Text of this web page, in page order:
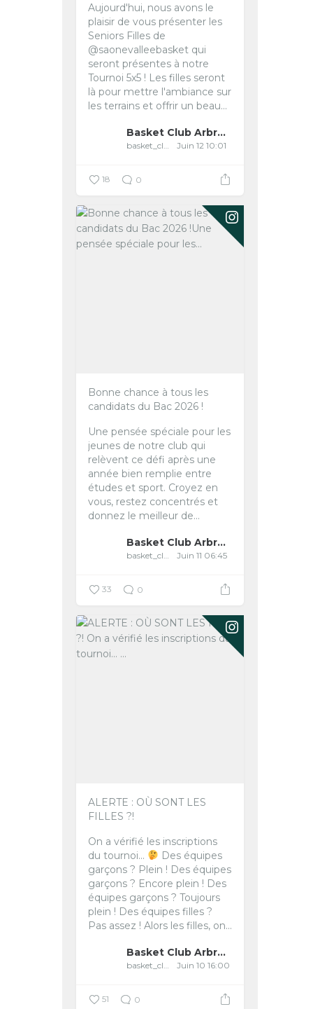
Aujourd'hui, nous avons le
plaisir de vous présenter les
Seniors Filles de
@saonevalleebasket qui
seront présentes à notre
Tournoi 5x5 ! Les filles seront
là pour mettre l'ambiance sur
les terrains et offrir un beau...
Basket Club Arbreslois
basket_club_arbreslois Juin 12 10:01
18 0
Bonne chance à tous les
candidats du Bac 2026 !
Une pensée spéciale pour les
jeunes de notre club qui
relèvent ce défi après une
année bien remplie entre
études et sport. Croyez en
vous, restez concentrés et
donnez le meilleur de...
Basket Club Arbreslois
basket_club_arbreslois Juin 11 06:45
33 0
ALERTE : OÙ SONT LES
FILLES ?!
On a vérifié les inscriptions
du tournoi...
Des équipes
garçons ? Plein ! Des équipes
garçons ? Encore plein ! Des
équipes garçons ? Toujours
plein ! Des équipes filles ?
Pas assez ! Alors les filles, on...
Basket Club Arbreslois
basket_club_arbreslois Juin 10 16:00
51 0